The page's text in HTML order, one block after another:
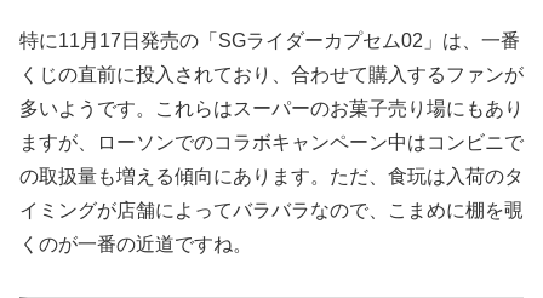
特に11月17日発売の「SGライダーカプセム02」は、一番
くじの直前に投入されており、合わせて購入するファンが
多いようです。これらはスーパーのお菓子売り場にもあり
ますが、ローソンでのコラボキャンペーン中はコンビニで
の取扱量も増える傾向にあります。ただ、食玩は入荷のタ
イミングが店舗によってバラバラなので、こまめに棚を覗
くのが一番の近道ですね。